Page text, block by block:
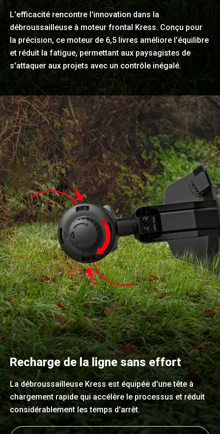
L'efficacité rencontre l'innovation dans la
débroussailleuse à moteur frontal Kress. Conçu pour
la précision, ce moteur de 6,5 livres améliore l'équilibre
et réduit la fatigue, permettant aux paysagistes de
s'attaquer aux projets avec un contrôle inégalé.
Recharge de la ligne sans effort
La débroussailleuse Kress est équipée d'une tête à
chargement rapide qui accélère le processus et réduit
considérablement les temps d'arrêt.